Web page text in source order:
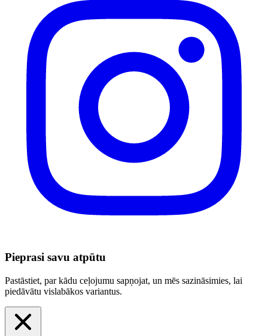
Pieprasi savu atpūtu
Pastāstiet, par kādu ceļojumu sapņojat, un mēs sazināsimies, lai
piedāvātu vislabākos variantus.